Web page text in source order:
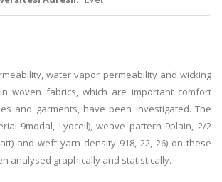
water vapor permeability and wicking
woven fabrics, which are important comfort
and garments, have been investigated. The
9modal, Lyocell), weave pattern 9plain, 2/2
and weft yarn density 918, 22, 26) on these
analysed graphically and statistically.